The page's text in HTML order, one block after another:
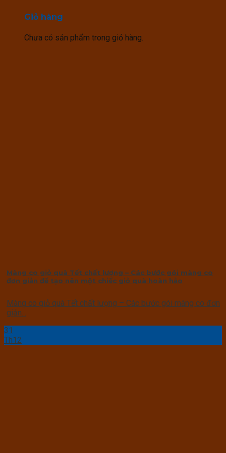
Giỏ hàng
Chưa có sản phẩm trong giỏ hàng.
Màng co giỏ quà Tết chất lượng – Các bước gói màng co
đơn giản để tạo nên một chiếc giỏ quà hoàn hảo
Màng co giỏ quà Tết chất lượng – Các bước gói màng co đơn
giản...
31
Th12